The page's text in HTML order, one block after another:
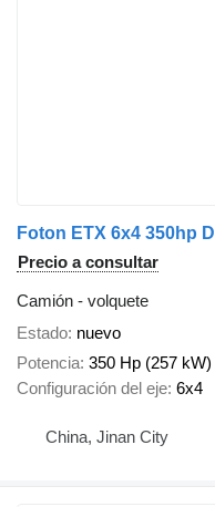
Foton ETX 6x4 350hp
Precio a consultar
Camión - volquete
Estado nuevo
Potencia 350 Hp (257 kW)
Configuración del eje 6x4
China, Jinan City